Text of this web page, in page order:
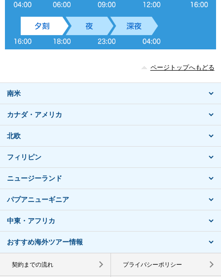
ページトップへもどる
南米
カナダ・アメリカ
北欧
フィリピン
ニュージーランド
パプアニューギニア
中東・アフリカ
おすすめ海外ツアー情報
契約までの流れ プライバシーポリシー